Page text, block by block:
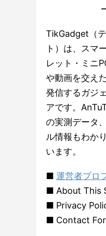
TikGadget（
ト）は、スマ
レット・ミニ
や動画を交え
発信するガジ
アです。
の実測データ
ル情報もわか
います。
■ 運営者プロ
■ About This
■ Privacy
■ Contact